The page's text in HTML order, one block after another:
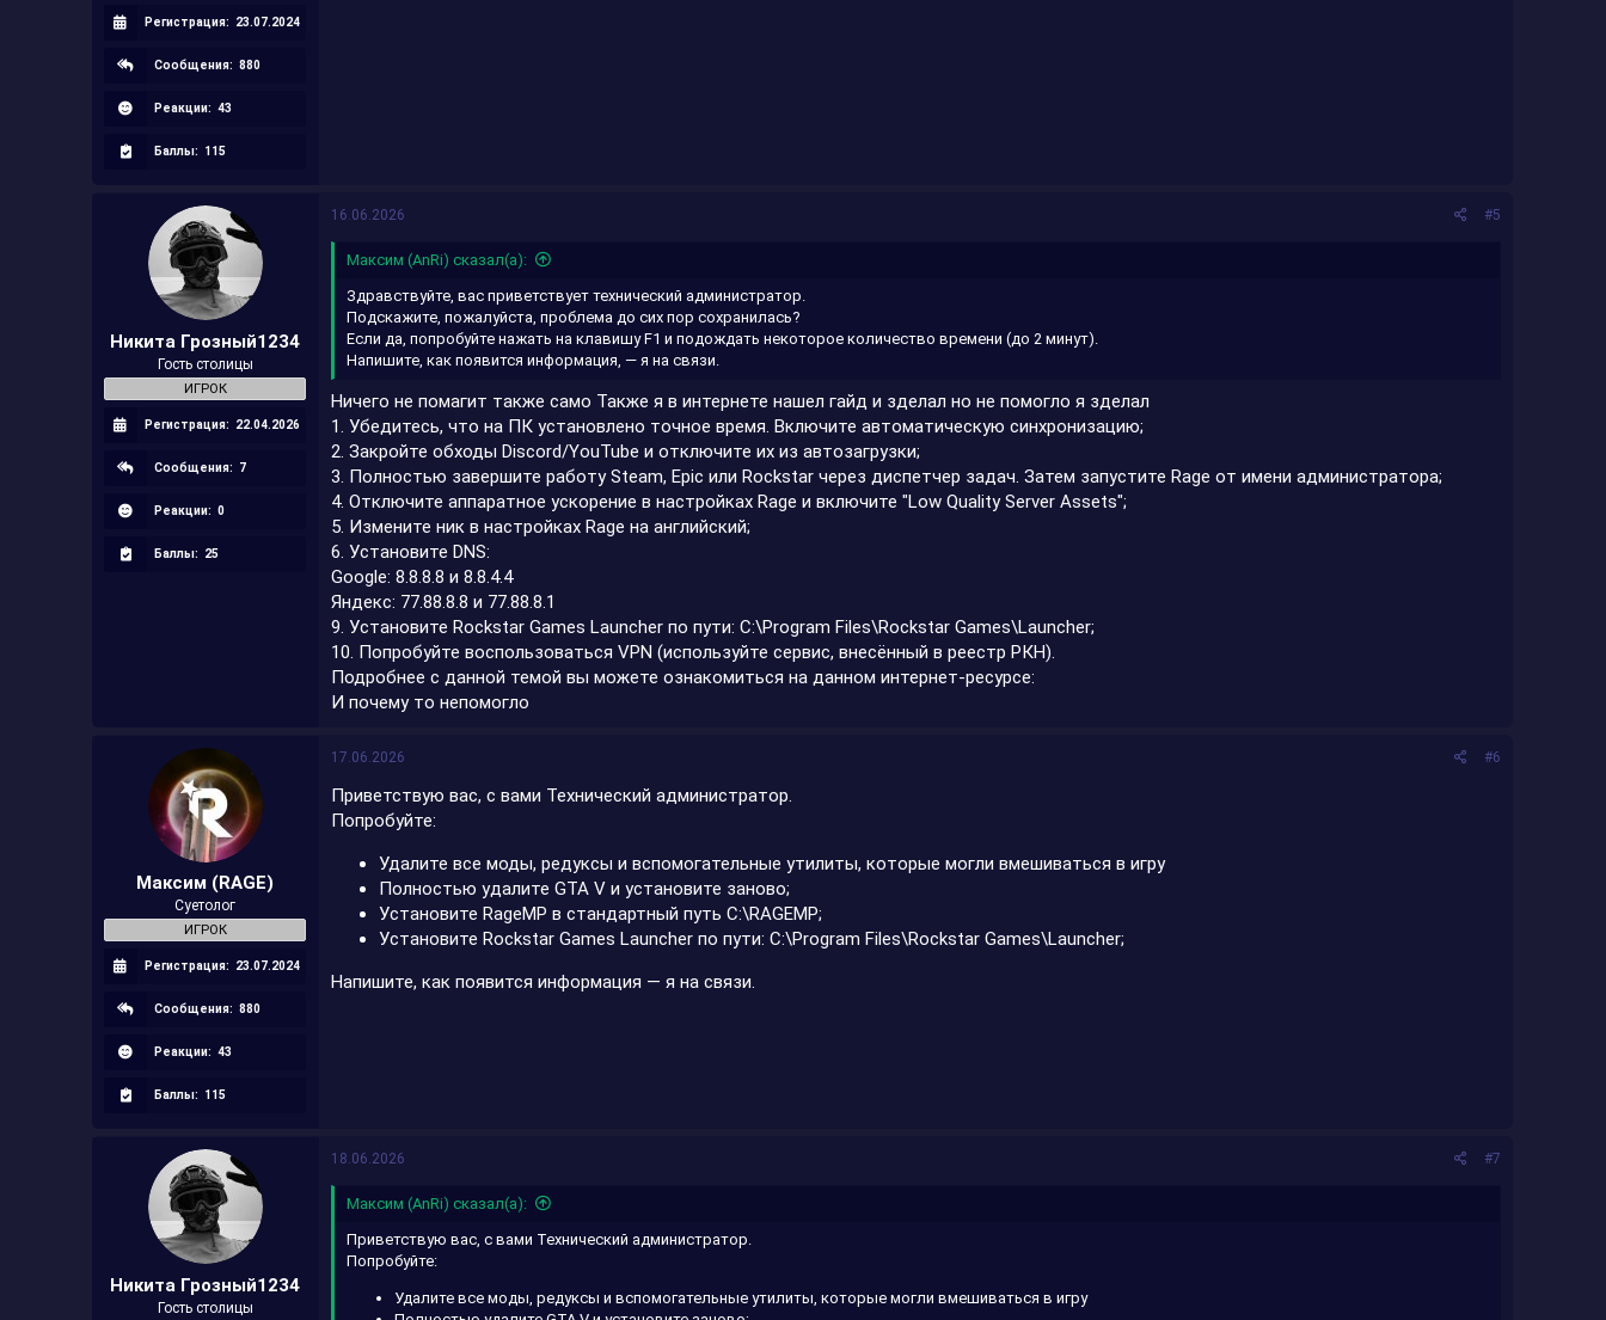
Регистрация: 23.07.2024
Сообщения: 880
Реакции: 43
Баллы: 115
Никита Грозный1234
Гость столицы
ИГРОК
Регистрация: 22.04.2026
Сообщения: 7
Реакции: 0
Баллы: 25
16.06.2026 #5
Максим (AnRi) сказал(а):
Здравствуйте, вас приветствует технический администратор.
Подскажите, пожалуйста, проблема до сих пор сохранилась?
Если да, попробуйте нажать на клавишу F1 и подождать некоторое количество времени (до 2 минут).
Напишите, как появится информация, — я на связи.
Ничего не помагит также само Также я в интернете нашел гайд и зделал но не помогло я зделал
1. Убедитесь, что на ПК установлено точное время. Включите автоматическую синхронизацию;
2. Закройте обходы Discord/YouTube и отключите их из автозагрузки;
3. Полностью завершите работу Steam, Epic или Rockstar через диспетчер задач. Затем запустите Rage от имени администратора;
4. Отключите аппаратное ускорение в настройках Rage и включите "Low Quality Server Assets";
5. Измените ник в настройках Rage на английский;
6. Установите DNS:
Google: 8.8.8.8 и 8.8.4.4
Яндекс: 77.88.8.8 и 77.88.8.1
9. Установите Rockstar Games Launcher по пути: C:\Program Files\Rockstar Games\Launcher;
10. Попробуйте воспользоваться VPN (используйте сервис, внесённый в реестр РКН).
Подробнее с данной темой вы можете ознакомиться на данном интернет-ресурсе:
И почему то непомогло
Максим (RAGE)
Суетолог
ИГРОК
Регистрация: 23.07.2024
Сообщения: 880
Реакции: 43
Баллы: 115
17.06.2026 #6
Приветствую вас, с вами Технический администратор.
Попробуйте:
Удалите все моды, редуксы и вспомогательные утилиты, которые могли вмешиваться в игру
Полностью удалите GTA V и установите заново;
Установите RageMP в стандартный путь C:\RAGEMP;
Установите Rockstar Games Launcher по пути: C:\Program Files\Rockstar Games\Launcher;
Напишите, как появится информация — я на связи.
Никита Грозный1234
Гость столицы
18.06.2026 #7
Максим (AnRi) сказал(а):
Приветствую вас, с вами Технический администратор.
Попробуйте:
Удалите все моды, редуксы и вспомогательные утилиты, которые могли вмешиваться в игру